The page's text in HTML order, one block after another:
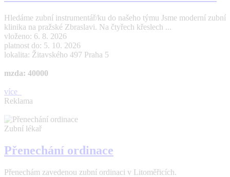
Hledáme zubní instrumentář/ku do našeho týmu Jsme moderní zubní
klinika na pražské Zbraslavi. Na čtyřech křeslech ...
vloženo: 6. 8. 2026
platnost do: 5. 10. 2026
lokalita: Žitavského 497 Praha 5
mzda: 40000
více
Reklama
Zubní lékař
Přenechání ordinace
Přenechám zavedenou zubní ordinaci v Litoměřicích.